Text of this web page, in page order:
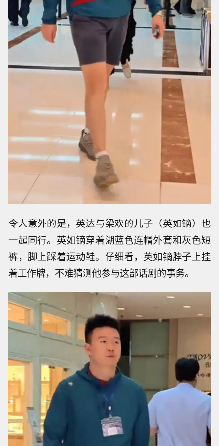
令人意外的是，英达与梁欢的儿子（英如镝）也
一起同行。英如镝穿着湖蓝色连帽外套和灰色短
裤，脚上踩着运动鞋。仔细看，英如镝脖子上挂
着工作牌，不难猜测他参与这部话剧的事务。